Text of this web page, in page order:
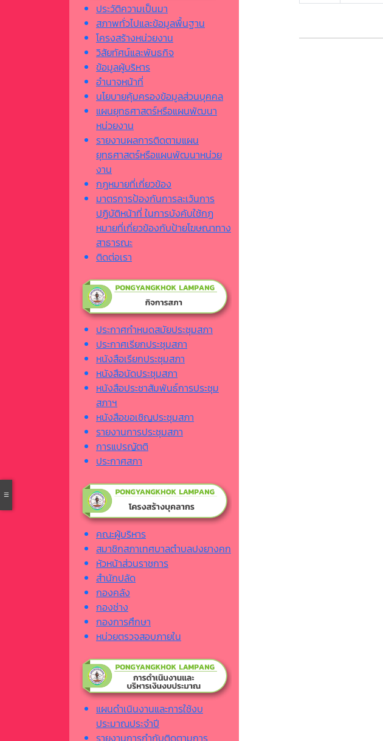
ประวัติความเป็นมา
สภาพทั่วไปและข้อมูลพื้นฐาน
โครงสร้างหน่วยงาน
วิสัยทัศน์และพันธกิจ
ข้อมูลผู้บริหาร
อำนาจหน้าที่
นโยบายคุ้มครองข้อมูลส่วนบุคคล
แผนยุทธศาสตร์หรือแผนพัฒนา
หน่วยงาน
รายงานผลการติดตามแผน
ยุทธศาสตร์หรือแผนพัฒนาหน่วย
งาน
กฎหมายที่เกี่ยวข้อง
มาตรการป้องกันการละเว้นการ
ปฏิบัติหน้าที่ ในการบังคับใช้กฏ
หมายที่เกี่ยวข้องกับป้ายโฆษณาทาง
สาธารณะ
ติดต่อเรา
ประกาศกำหนดสมัยประชุมสภา
ประกาศเรียกประชุมสภา
หนังสือเรียกประชุมสภา
หนังสือนัดประชุมสภา
หนังสือประชาสัมพันธ์การประชุม
สภาฯ
หนังสือขอเชิญประชุมสภา
รายงานการประชุมสภา
การแปรญัตติ
ประกาศสภา
คณะผู้บริหาร
สมาชิกสภาเทศบาลตำบลปงยางคก
หัวหน้าส่วนราชการ
สำนักปลัด
กองคลัง
กองช่าง
กองการศึกษา
หน่วยตรวจสอบภายใน
แผนดำเนินงานและการใช้งบ
ประมาณประจำปี
รายงานการกำกับติดตามการ